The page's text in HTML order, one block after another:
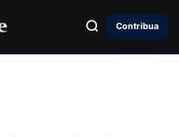
Contribua